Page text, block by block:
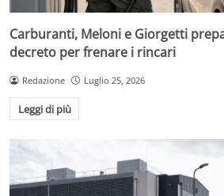
Carburanti, Meloni e Giorgetti
decreto per frenare i rincari
Redazione Luglio 25, 2026
Leggi di più